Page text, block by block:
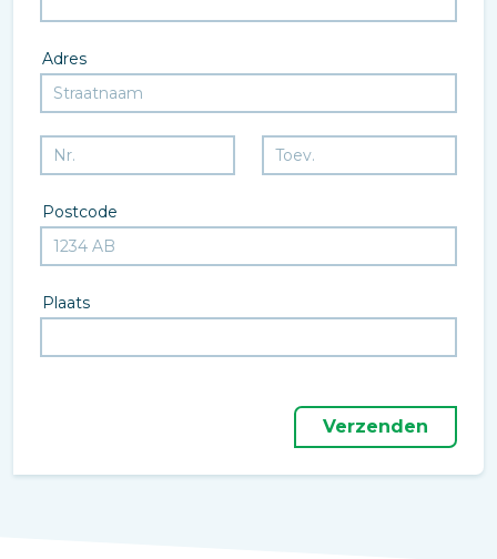
Adres
Postcode
Plaats
Verzenden